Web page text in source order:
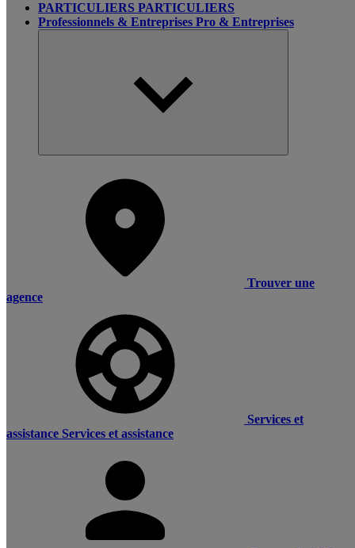
PARTICULIERS PARTICULIERS
Professionnels & Entreprises Pro & Entreprises
Trouver une
agence
Services et
assistance Services et assistance